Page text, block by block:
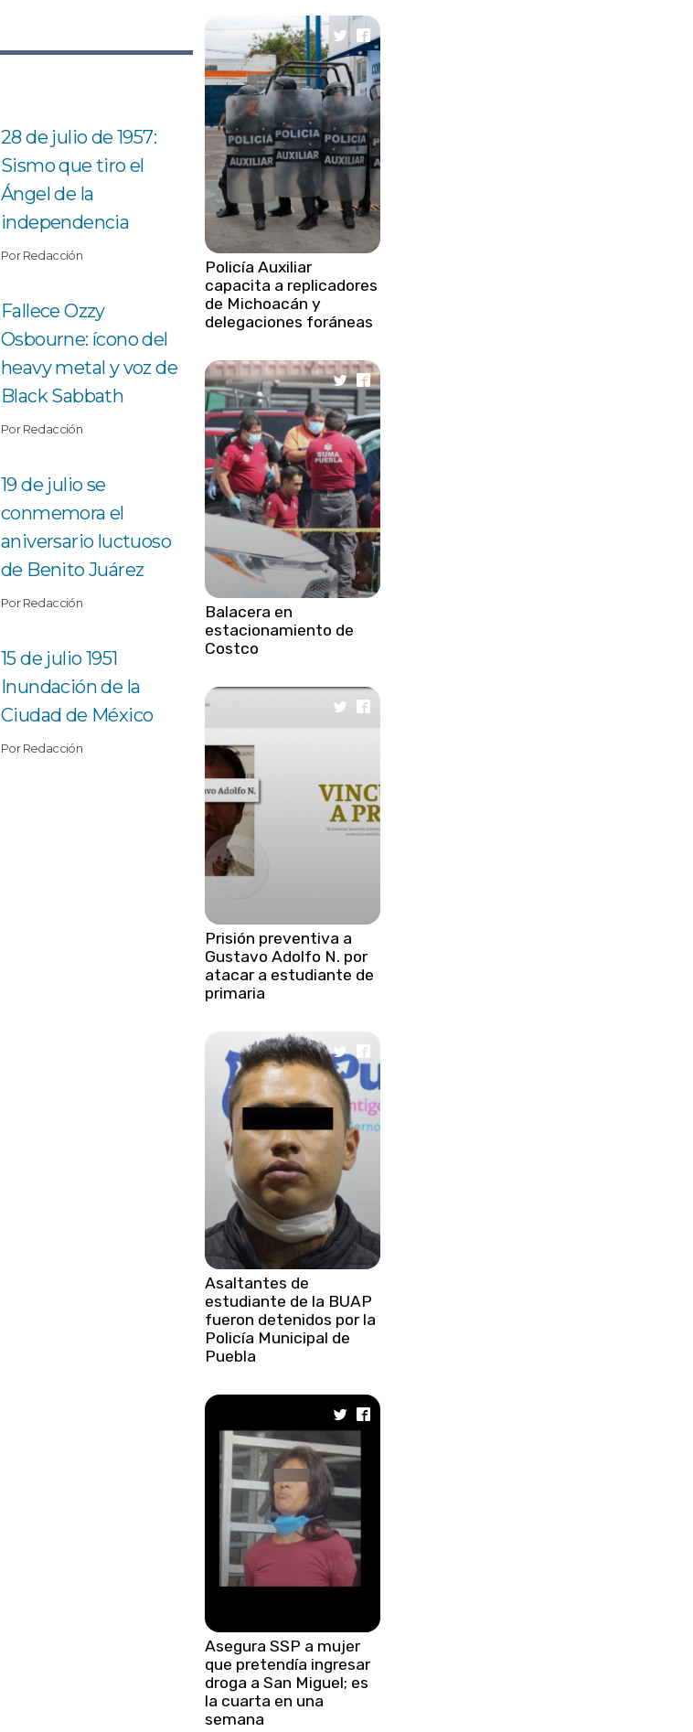
28 de julio de 1957:
Sismo que tiro el
Ángel de la
independencia
Por Redacción
Fallece Ozzy
Osbourne: ícono del
heavy metal y voz de
Black Sabbath
Por Redacción
19 de julio se
conmemora el
aniversario luctuoso
de Benito Juárez
Por Redacción
15 de julio 1951
Inundación de la
Ciudad de México
Por Redacción
Policía Auxiliar
capacita a replicadores
de Michoacán y
delegaciones foráneas
Balacera en
estacionamiento de
Costco
Prisión preventiva a
Gustavo Adolfo N. por
atacar a estudiante de
primaria
Asaltantes de
estudiante de la BUAP
fueron detenidos por la
Policía Municipal de
Puebla
Asegura SSP a mujer
que pretendía ingresar
droga a San Miguel; es
la cuarta en una
semana